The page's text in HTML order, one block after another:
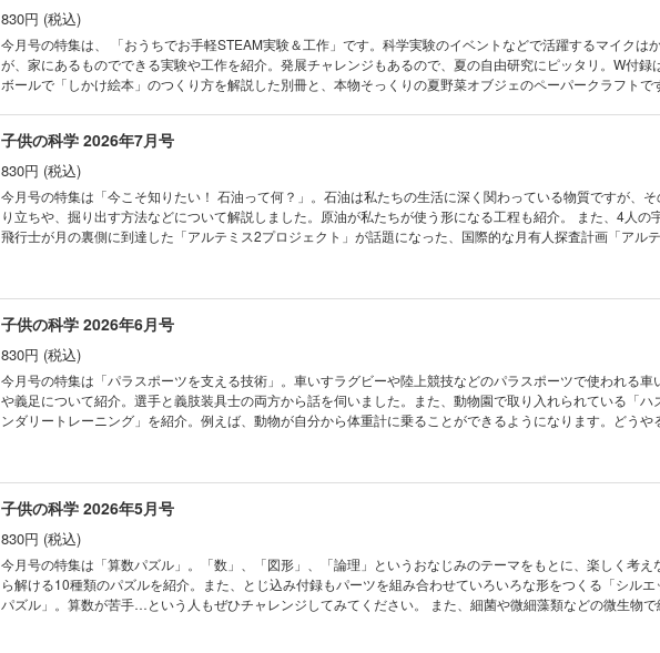
ポケデン/パラパラ影絵箱Pi
星座をめぐる天体のサイエンス/はくちょう座
錯覚道/浮き上がる錯視（実践編）
はじめようジブン専用パソコン/スクラッチのゲームをネットに公開しよう
“好き”を深める学校を直撃！ 教えてセンパイ！/東京都立園芸高等学校 昆虫部
学校でも塾でも教えてくれない 生きる技術/ロープワークの基本を覚えよう！
めざせ！ マスマジシャン/クレジットカード番号に隠されたマスマジック!?
コドモノカガク製作所/折りたためる！ 段ボールハウス
コカネットFUN！
[別冊付録]住んでみたい街をつくろう！ マイ空想地図キット
830円 (税込)
今月号の特集は、 「おうちでお手軽STEAM実験＆工作」です。科学実験のイベントなどで活躍するマイクは
が、家にあるものでできる実験や工作を紹介。発展チャレンジもあるので、夏の自由研究にピッタリ。W付録
ボールで「しかけ絵本」のつくり方を解説した別冊と、本物そっくりの夏野菜オブジェのペーパークラフトで
自由研究！ おうちでお手軽 STEAM実験＆工作 古代の銅鐸の音に科学で迫る!? 伊藤尚未先生ワークショップを
祝！デビュー10周年 10年分の「なるほど！」 ビーカーくんヒストリー ビーカーくんがゆく ビーカーくん、
のこわさを知る!? の巻 電気で学ぼうSDGs 日本最大級の洋上風力発電 石狩湾新港洋上風力発電所 おうちや
ですぐできる！ トッポとチィのひまつぶし実験室 なぜ？ なぜ？ どうして？ [新連載]教えて！ アベ先生 お役
ち！ Scratchの裏ワザ No.1 矢印キーでスプライトを滑らかに動かす たくさん知って、もっと会いたくなる
物園の動物 イヌワシ 南極通信 “いまの南極”から地球環境を見守る ひとときの北極通信 海氷が語る北極の
み立て式「ソーラー・クッカー」をつくって生き残れ！ [新連載]ビスケットでたのしいプログラミング！ あ
ながら学ぶコンピューター 第1回 ビスケットをはじめよう ベジフル新聞 身近になってきた トロピカ
モノみたい！？ 夏野菜オブジェ わくわく理科授業 おにぎりがうんこになる道 キミはわかる？ コカネット
FUN！ すこぶるクイズ モージャ博士の縁側科学教室 第31話 ドライアイスを水に入れると泡が出るのはな
KoKaひろば ロジカル・ミステリー・ツアー 気象ミステリーツアー18 都会の猛暑に注意!? [とじ込み付録]
パークラフト ホンモノみたい!? 夏野菜のオブジェ [別冊付録]開くと夏野菜の畑が飛び出す！ 段ボールで“し
子供の科学 2026年7月号
830円 (税込)
今月号の特集は「今こそ知りたい！ 石油って何？」。石油は私たちの生活に深く関わっている物質ですが、
り立ちや、掘り出す方法などについて解説しました。原油が私たちが使う形になる工程も紹介。 また、4人の
飛行士が月の裏側に到達した「アルテミス2プロジェクト」が話題になった、国際的な月有人探査計画「アル
てなに？ 月を目指す有人探査プログラム「アルテミス計画」がわかる！ 市岡元気先生の実験が自宅でできる“
ちLABO”開設！ おうちや教室ですぐできる！ トッポとチィのひまつぶし実験室 なぜ？ なぜ？ どうして？ ビー
くんがゆく ビーカーくん、室内で虹に出会う!? の巻 自由研究フェス2026開催のお知らせ 世界の不思議な植
アメリカドクダミ たくさん知って、もっと会いたくなる 動物園の動物 サイ 読者の写真コンテスト こんなの
れた！ ポケデン キチポ 宇宙はドラマチック！ 二刀流銀河、激動の過去 錯覚道 絵から生まれる立体錯視
線編） 学校でも塾でも教えてくれない！生き残る技術 「あかり」をつくろう！ 最終回 キミのひらめきが形
る！ AkaDakoものづくりラボ さよならタコちゃん、こんにちは未来のクリエイター ベジフル新聞 夏の元
子供の科学 2026年6月号
830円 (税込)
今月号の特集は「パラスポーツを支える技術」。車いすラグビーや陸上競技などのパラスポーツで使われる車
や義足について紹介。選手と義肢装具士の両方から話を伺いました。また、動物園で取り入れられている「ハ
ンダリートレーニング」を紹介。例えば、動物が自分から体重計に乗ることができるようになります。どうや
レ！ 競技用器具がスゴイッ！ パラスポーツを支える技術 動物と協力しながら健康を守る ハズバンダリートレ
ングってどんなこと？ 小中学生トコトンチャレンジ 桐山製作所 水蒸気蒸留実験 体験会を開催！ 電気で学ぼう
SDGs 静電気で動く未来の力 強誘電モーター おうちや教室ですぐできる！ トッポとチィのひまつぶし実験
ぜ？ なぜ？ どうして？ ビーカーくんがゆく ビーカーくん、チョウのグルメさを知る!? の巻 キミも
を体験しよう！ たくさん知って、もっと会いたくなる 動物園の動物 ビーバー 南極通信 アイスコアから読
く氷の記憶 ひとときの北極通信 樹木の材料は大気中の炭素 読者の写真コンテスト こんなの撮れた！ ポケ
アメザーザー 宇宙はドラマチック！ 猫の目は何を物語る？ 錯覚道 絵から生まれる立体錯視（理論編） 学校
子供の科学 2026年5月号
830円 (税込)
今月号の特集は「算数パズル」。「数」、「図形」、「論理」というおなじみのテーマをもとに、楽しく考え
ら解ける10種類のパズルを紹介。また、とじ込み付録もパーツを組み合わせていろいろな形をつくる「シルエ
パズル」。算数が苦手…という人もぜひチャレンジしてみてください。 また、細菌や微細藻類などの微生物で